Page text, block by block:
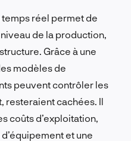
temps réel permet de
de la production,
Grâce à une
modèles de
peuvent contrôler les
resteraient cachées. Il
coûts d’exploitation,
et une